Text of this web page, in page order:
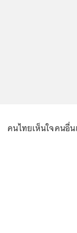
คนไทยเห็นใจคนอื่น